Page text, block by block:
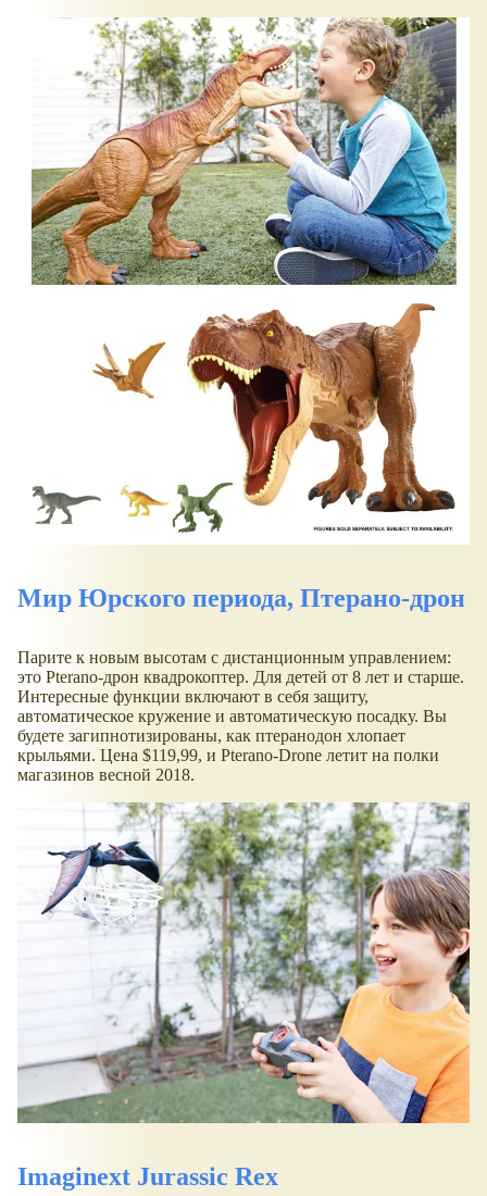
Мир Юрского периода, Птерано-дрон
Парите к новым высотам с дистанционным управлением:
это Pterano-дрон квадрокоптер. Для детей от 8 лет и старше.
Интересные функции включают в себя защиту,
автоматическое кружение и автоматическую посадку. Вы
будете загипнотизированы, как птеранодон хлопает
крыльями. Цена $119,99, и Pterano-Drone летит на полки
магазинов весной 2018.
Imaginext Jurassic Rex